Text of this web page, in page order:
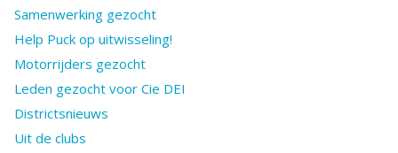
Samenwerking gezocht
Help Puck op uitwisseling!
Motorrijders gezocht
Leden gezocht voor Cie DEI
Districtsnieuws
Uit de clubs